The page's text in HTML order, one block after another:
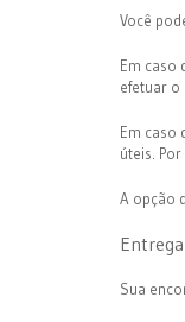
Você
Em caso
efetuar o
Em caso
úteis.
A opção
Entrega
Sua